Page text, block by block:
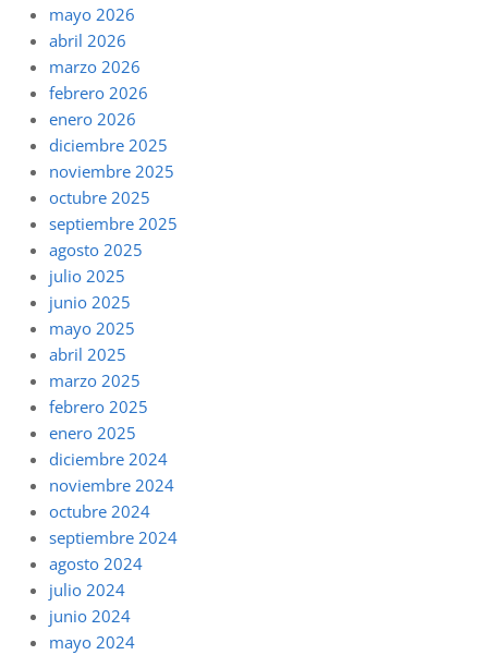
mayo 2026
abril 2026
marzo 2026
febrero 2026
enero 2026
diciembre 2025
noviembre 2025
octubre 2025
septiembre 2025
agosto 2025
julio 2025
junio 2025
mayo 2025
abril 2025
marzo 2025
febrero 2025
enero 2025
diciembre 2024
noviembre 2024
octubre 2024
septiembre 2024
agosto 2024
julio 2024
junio 2024
mayo 2024